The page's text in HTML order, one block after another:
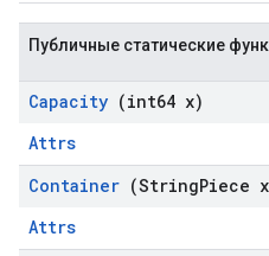
Публичные статические
Capacity (int64 x)
Attrs
Container (StringPiece
Attrs